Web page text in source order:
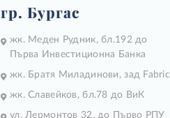
гр. Бургас
жк. Меден Рудник, бл.192 до
Първа Инвестиционна Банка
жк. Братя Миладинови, зад Fabric
жк. Славейков, бл.78 до ВиК
ул. Лермонтов 32, до Първо РПУ